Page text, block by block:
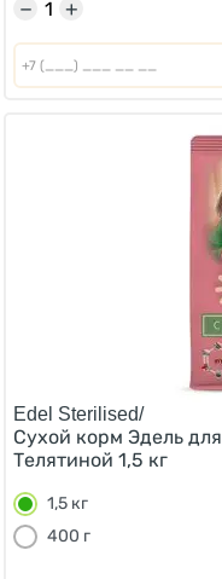
+
−
Edel Sterilised/
Сухой корм Эдель
Телятиной 1,5 кг
1,5 кг
400 г